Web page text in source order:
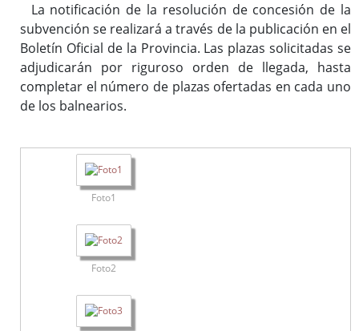
La notificación de la resolución de concesión de la
subvención se realizará a través de la publicación en el
Boletín Oficial de la Provincia. Las plazas solicitadas se
adjudicarán por riguroso orden de llegada, hasta
completar el número de plazas ofertadas en cada uno
de los balnearios.
Foto1
Foto2